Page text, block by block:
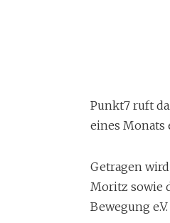
Punkt7 ruft
eines Monats
Getragen
Moritz sowie
Bewegung e.V.